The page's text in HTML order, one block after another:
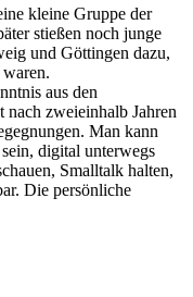
kleine Gruppe der
stießen noch junge
und Göttingen dazu,
aus den
nach zweieinhalb Jahren
Man kann
digital unterwegs
Smalltalk halten,
Die persönliche